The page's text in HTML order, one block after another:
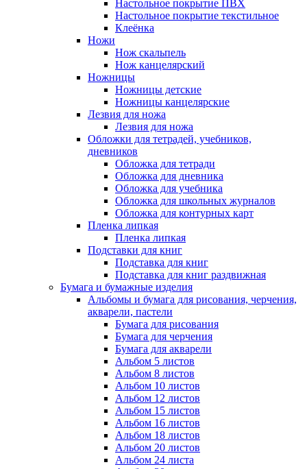
Настольное покрытие ПВХ
Настольное покрытие текстильное
Клеёнка
Ножи
Нож скальпель
Нож канцелярский
Ножницы
Ножницы детские
Ножницы канцелярские
Лезвия для ножа
Лезвия для ножа
Обложки для тетрадей, учебников,
дневников
Обложка для тетради
Обложка для дневника
Обложка для учебника
Обложка для школьных журналов
Обложка для контурных карт
Пленка липкая
Пленка липкая
Подставки для книг
Подставка для книг
Подставка для книг раздвижная
Бумага и бумажные изделия
Альбомы и бумага для рисования, черчения,
акварели, пастели
Бумага для рисования
Бумага для черчения
Бумага для акварели
Альбом 5 листов
Альбом 8 листов
Альбом 10 листов
Альбом 12 листов
Альбом 15 листов
Альбом 16 листов
Альбом 18 листов
Альбом 20 листов
Альбом 24 листа